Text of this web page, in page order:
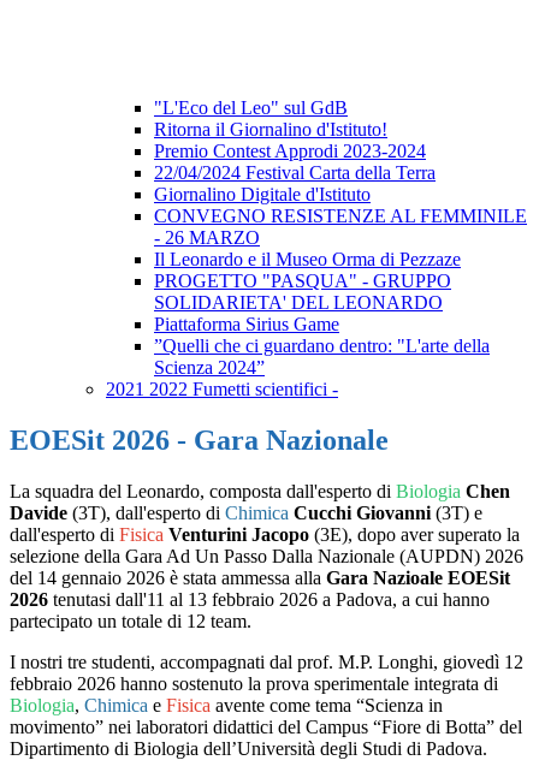
"L'Eco del Leo" sul GdB
Ritorna il Giornalino d'Istituto!
Premio Contest Approdi 2023-2024
22/04/2024 Festival Carta della Terra
Giornalino Digitale d'Istituto
CONVEGNO RESISTENZE AL FEMMINILE
- 26 MARZO
Il Leonardo e il Museo Orma di Pezzaze
PROGETTO "PASQUA" - GRUPPO
SOLIDARIETA' DEL LEONARDO
Piattaforma Sirius Game
”Quelli che ci guardano dentro: "L'arte della
Scienza 2024”
2021 2022 Fumetti scientifici -
EOESit 2026 - Gara Nazionale
La squadra del Leonardo, composta dall'esperto di Biologia Chen
Davide (3T), dall'esperto di Chimica Cucchi Giovanni (3T) e
dall'esperto di Fisica Venturini Jacopo (3E), dopo aver superato la
selezione della Gara Ad Un Passo Dalla Nazionale (AUPDN) 2026
del 14 gennaio 2026 è stata ammessa alla Gara Nazioale EOESit
2026 tenutasi dall'11 al 13 febbraio 2026 a Padova, a cui hanno
partecipato un totale di 12 team.
I nostri tre studenti, accompagnati dal prof. M.P. Longhi, giovedì 12
febbraio 2026 hanno sostenuto la prova sperimentale integrata di
Biologia, Chimica e Fisica avente come tema “Scienza in
movimento” nei laboratori didattici del Campus “Fiore di Botta” del
Dipartimento di Biologia dell’Università degli Studi di Padova.